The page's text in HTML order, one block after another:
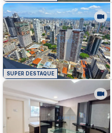
SUPER DESTAQUE